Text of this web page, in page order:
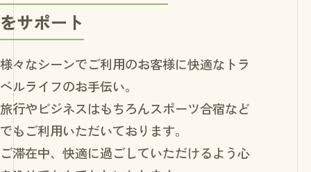
をサポート
様々なシーンでご利用のお客様に快適なトラ
ベルライフのお手伝い。
旅行やビジネスはもちろんスポーツ合宿など
でもご利用いただいております。
ご滞在中、快適に過ごしていただけるよう心